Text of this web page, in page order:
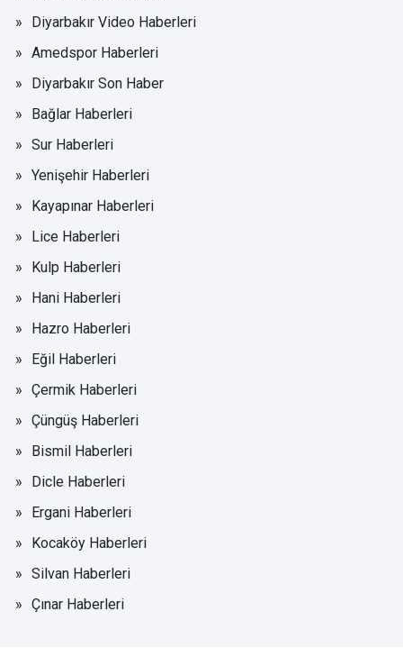
Diyarbakır Video Haberleri
Amedspor Haberleri
Diyarbakır Son Haber
Bağlar Haberleri
Sur Haberleri
Yenişehir Haberleri
Kayapınar Haberleri
Lice Haberleri
Kulp Haberleri
Hani Haberleri
Hazro Haberleri
Eğil Haberleri
Çermik Haberleri
Çüngüş Haberleri
Bismil Haberleri
Dicle Haberleri
Ergani Haberleri
Kocaköy Haberleri
Silvan Haberleri
Çınar Haberleri